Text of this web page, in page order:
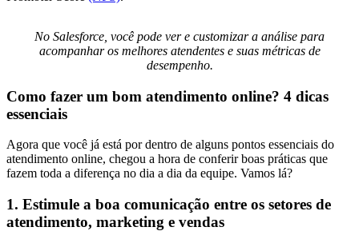
No Salesforce, você pode ver e customizar a análise para
acompanhar os melhores atendentes e suas métricas de
desempenho.
Como fazer um bom atendimento online? 4 dicas
essenciais
Agora que você já está por dentro de alguns pontos essenciais do
atendimento online, chegou a hora de conferir boas práticas que
fazem toda a diferença no dia a dia da equipe. Vamos lá?
1. Estimule a boa comunicação entre os setores de
atendimento, marketing e vendas